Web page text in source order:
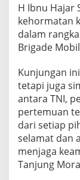
H Ibnu Hajar
kehormatan
dalam
Brigade
Kunjungan
tetapi juga
antara TNI,
pertemuan
dari setiap
selamat dan
menjaga
Tanjung